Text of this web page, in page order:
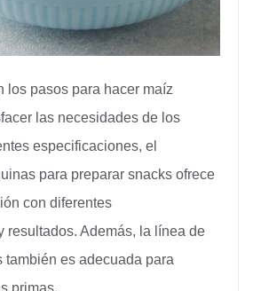
los pasos para hacer maíz
las necesidades de los
especificaciones, el
para preparar snacks ofrece
con diferentes
resultados. Además, la línea de
también es adecuada para